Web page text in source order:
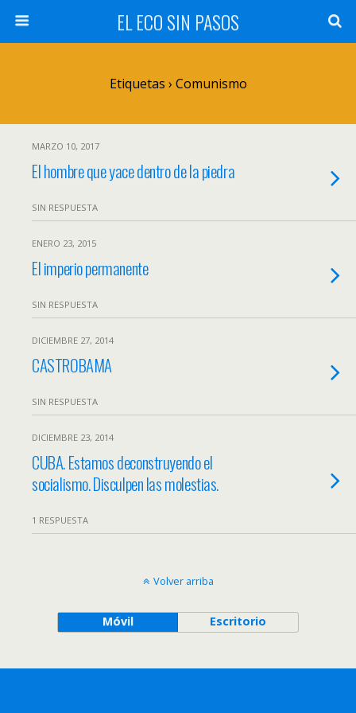
EL ECO SIN PASOS
Etiquetas › Comunismo
MARZO 10, 2017
El hombre que yace dentro de la piedra
SIN RESPUESTA
ENERO 23, 2015
El imperio permanente
SIN RESPUESTA
DICIEMBRE 27, 2014
CASTROBAMA
SIN RESPUESTA
DICIEMBRE 23, 2014
CUBA. Estamos deconstruyendo el
socialismo. Disculpen las molestias.
1 RESPUESTA
Volver arriba
Móvil Escritorio